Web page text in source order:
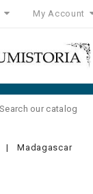
My Account
Madagascar